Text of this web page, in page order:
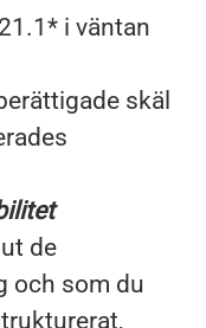
i väntan
skäl
de
och som du